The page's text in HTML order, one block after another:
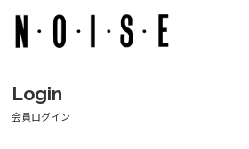
Login
会員ログイン